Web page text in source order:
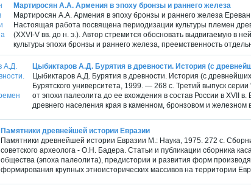
Мартиросян А.А. Армения в эпоху бронзы и раннего железа
Мартиросян А.А. Армения в эпоху бронзы и раннего железа
Настоящая работа посвящена периодизации культуры племен
(XXVI-V вв. до н. э.). Автор стремится обосновать выдвигаемую в
культуры эпохи бронзы и раннего железа, преемственность
Цыбиктаров А.Д. Бурятия в древности. История (с
Цыбиктаров А.Д. Бурятия в древности. История (с
Бурятского университета, 1999. — 268 с. Третий выпуск
от эпохи палеолита до ее вхождения в состав России в XVII
древнего населения края в каменном, бронзовом и железном
Памятники древнейшей истории Евразии
Памятники древнейшей истории Евразии М.: Наука, 1975. 272 с.
советского археолога - О.Н. Бадера. Статьи и публикации сборника
общества (эпоха палеолита), предистории и развития форм
формирования крупных этноисторических массивов на территории